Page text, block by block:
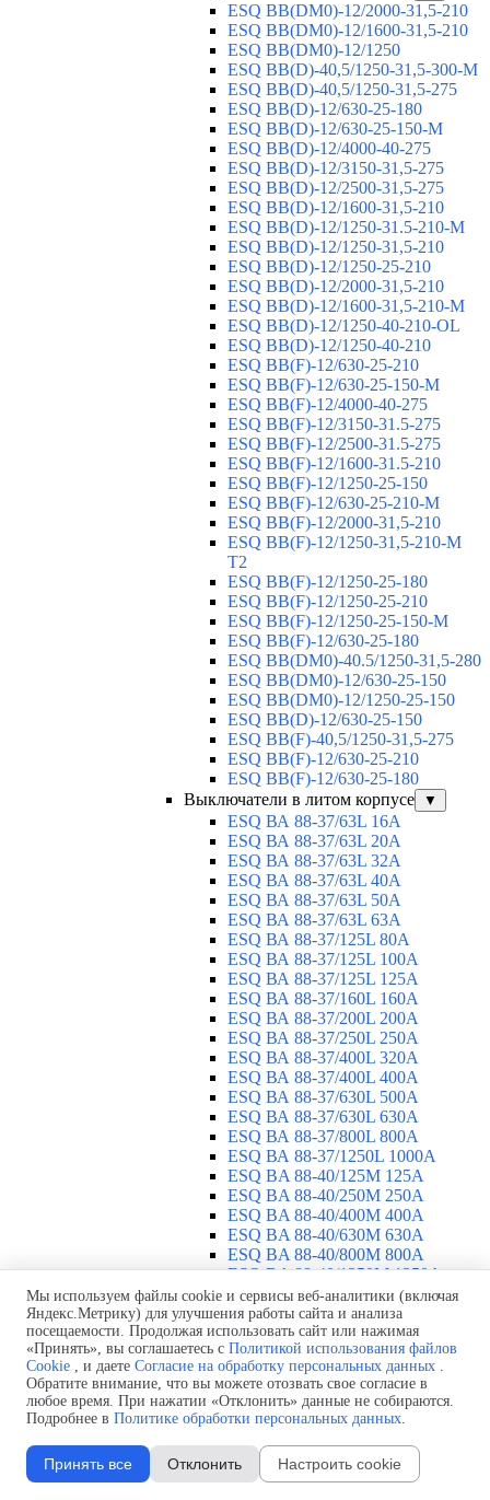
ESQ ВВ(DM0)-12/2000-31,5-210
ESQ ВВ(DM0)-12/1600-31,5-210
ESQ ВВ(DM0)-12/1250
ESQ ВВ(D)-40,5/1250-31,5-300-М
ESQ ВВ(D)-40,5/1250-31,5-275
ESQ ВВ(D)-12/630-25-180
ESQ ВВ(D)-12/630-25-150-М
ESQ ВВ(D)-12/4000-40-275
ESQ ВВ(D)-12/3150-31,5-275
ESQ ВВ(D)-12/2500-31,5-275
ESQ ВВ(D)-12/1600-31,5-210
ESQ ВВ(D)-12/1250-31.5-210-М
ESQ ВВ(D)-12/1250-31,5-210
ESQ ВВ(D)-12/1250-25-210
ESQ BB(D)-12/2000-31,5-210
ESQ BB(D)-12/1600-31,5-210-М
ESQ BB(D)-12/1250-40-210-OL
ESQ BB(D)-12/1250-40-210
ESQ ВВ(F)-12/630-25-210
ESQ ВВ(F)-12/630-25-150-М
ESQ ВВ(F)-12/4000-40-275
ESQ ВВ(F)-12/3150-31.5-275
ESQ ВВ(F)-12/2500-31.5-275
ESQ ВВ(F)-12/1600-31.5-210
ESQ ВВ(F)-12/1250-25-150
ESQ BB(F)-12/630-25-210-М
ESQ BB(F)-12/2000-31,5-210
ESQ BB(F)-12/1250-31,5-210-М
T2
ESQ BB(F)-12/1250-25-180
ESQ ВВ(F)-12/1250-25-210
ESQ ВВ(F)-12/1250-25-150-М
ESQ BB(F)-12/630-25-180
ESQ ВВ(DM0)-40.5/1250-31,5-280
ESQ ВВ(DM0)-12/630-25-150
ESQ ВВ(DM0)-12/1250-25-150
ESQ BB(D)-12/630-25-150
ESQ ВВ(F)-40,5/1250-31,5-275
ESQ ВВ(F)-12/630-25-210
ESQ ВВ(F)-12/630-25-180
Выключатели в литом корпусе
▼
ESQ ВА 88-37/63L 16A
ESQ ВА 88-37/63L 20A
ESQ ВА 88-37/63L 32A
ESQ ВА 88-37/63L 40A
ESQ ВА 88-37/63L 50A
ESQ ВА 88-37/63L 63A
ESQ ВА 88-37/125L 80A
ESQ ВА 88-37/125L 100A
ESQ ВА 88-37/125L 125A
ESQ ВА 88-37/160L 160A
ESQ ВА 88-37/200L 200A
ESQ ВА 88-37/250L 250A
ESQ ВА 88-37/400L 320A
ESQ ВА 88-37/400L 400A
ESQ ВА 88-37/630L 500A
ESQ ВА 88-37/630L 630A
ESQ ВА 88-37/800L 800A
ESQ ВА 88-37/1250L 1000A
ESQ BA 88-40/125M 125A
ESQ BA 88-40/250M 250A
ESQ BA 88-40/400M 400A
ESQ BA 88-40/630М 630A
ESQ BA 88-40/800M 800A
ESQ BA 88-40/1250М 1250A
Воздушные автоматические
выключатели ▼
ESQ ВА99-40B 3F M2C2S2 M
2500A
ESQ ВА99-40A 3F M2C2S2 М
800A
ESQ ВА99-40A 3F M2C2S2 М
ESQ ВА99-40A 3F M2C2S2 М
2000A
Мы используем файлы cookie и сервисы веб-аналитики (включая
Яндекс.Метрику) для улучшения работы сайта и анализа
посещаемости. Продолжая использовать сайт или нажимая
«Принять», вы соглашаетесь с Политикой использования файлов
Cookie , и даете Согласие на обработку персональных данных .
Обратите внимание, что вы можете отозвать свое согласие в
любое время. При нажатии «Отклонить» данные не собираются.
Подробнее в Политике обработки персональных данных.
Принять все Отклонить Настроить cookie